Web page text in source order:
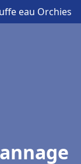
eau Orchies